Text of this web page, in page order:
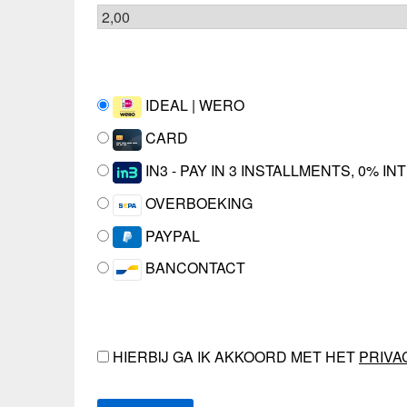
IDEAL | WERO
CARD
IN3 - PAY IN 3 INSTALLMENTS, 0%
OVERBOEKING
PAYPAL
BANCONTACT
HIERBIJ GA IK AKKOORD MET HET